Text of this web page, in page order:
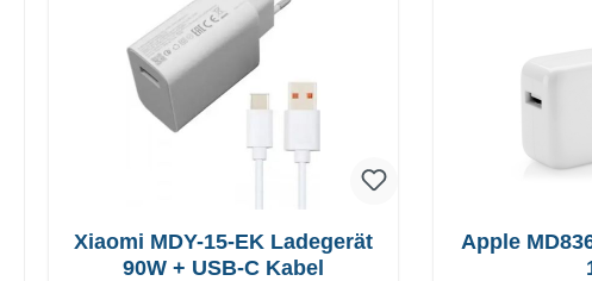
Xiaomi MDY-15-EK Ladegerät
90W + USB-C Kabel
Apple